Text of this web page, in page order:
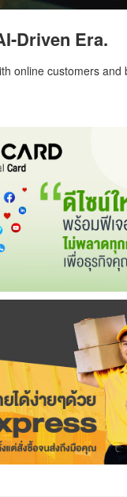
Driven Era.
online customers